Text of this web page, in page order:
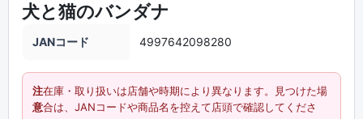
犬と猫のバンダナ
JANコード 4997642098280
注
意
在庫・取り扱いは店舗や時期により異なります。見つけた場
合は、JANコードや商品名を控えて店頭で確認してくださ